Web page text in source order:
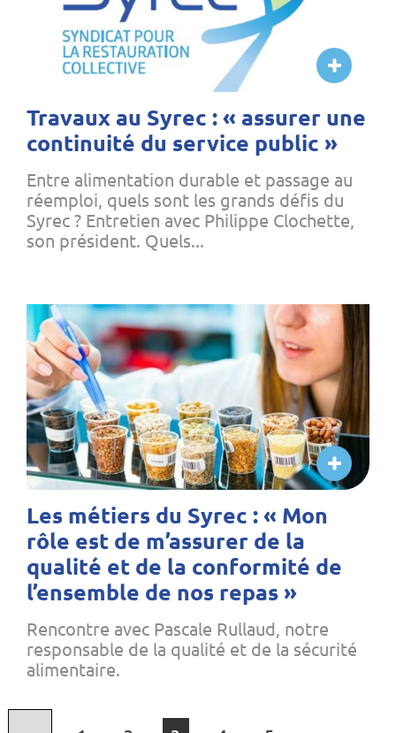
Travaux au Syrec : « assurer une
continuité du service public »
Entre alimentation durable et passage au
réemploi, quels sont les grands défis du
Syrec ? Entretien avec Philippe Clochette,
son président. Quels...
Les métiers du Syrec : « Mon
rôle est de m’assurer de la
qualité et de la conformité de
l’ensemble de nos repas »
Rencontre avec Pascale Rullaud, notre
responsable de la qualité et de la sécurité
alimentaire.